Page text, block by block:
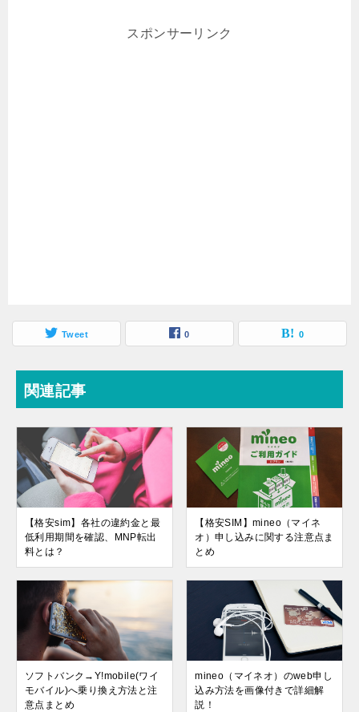
スポンサーリンク
Tweet 0 0
関連記事
【格安sim】各社の違約金と最
低利用期間を確認、MNP転出
料とは？
【格安SIM】mineo（マイネ
オ）申し込みに関する注意点ま
とめ
ソフトバンク→Y!mobile(ワイ
モバイル)へ乗り換え方法と注
意点まとめ
mineo（マイネオ）のweb申し
込み方法を画像付きで詳細解
説！